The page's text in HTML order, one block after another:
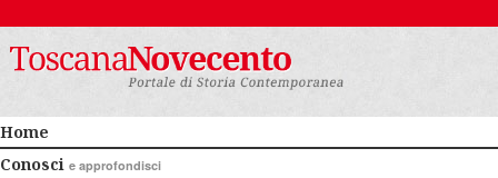
Home
Conosci e approfondisci